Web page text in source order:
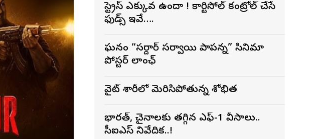
స్ట్రెస్ ఎక్కువగా ఉందా ! కార్టిసోల్ కంట్రోల్ చేసే
ఫుడ్స్ ఇవే….
ఘనంగా “సర్దార్ సర్వాయి పాపన్న” సినిమా
పోస్టర్ లాంఛ్
వైట్ శారీలో మెరిసిపోతున్న శోభిత
భారత్, చైనాలకు తగ్గిన ఎఫ్-1 వీసాలు..
సీఐఎస్ నివేదిక..!